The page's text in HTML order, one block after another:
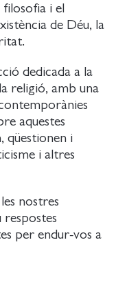
filosofia i el
de Déu, la
dedicada a la
religió, amb una
aquestes
qüestionen i
i altres
nostres
per endur-vos a